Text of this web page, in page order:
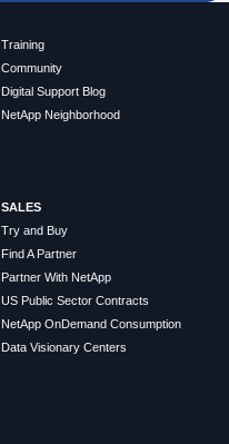
Training
Community
Digital Support Blog
NetApp Neighborhood
SALES
Try and Buy
Find A Partner
Partner With NetApp
US Public Sector Contracts
NetApp OnDemand Consumption
Data Visionary Centers